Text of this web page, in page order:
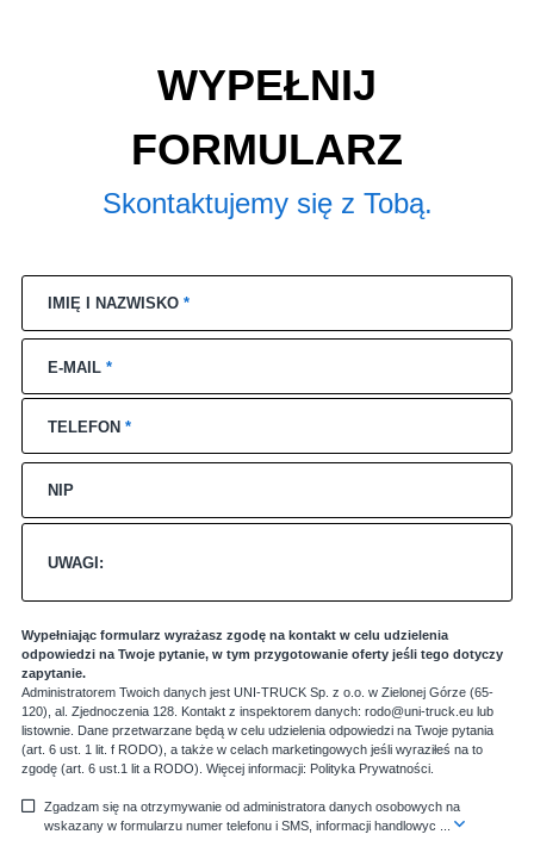
WYPEŁNIJ
FORMULARZ
Skontaktujemy się z Tobą.
IMIĘ I NAZWISKO*
E-MAIL*
TELEFON*
NIP
UWAGI:
Wypełniając formularz wyrażasz zgodę na kontakt w celu udzielenia
odpowiedzi na Twoje pytanie, w tym przygotowanie oferty jeśli tego dotyczy
zapytanie.
Administratorem Twoich danych jest UNI-TRUCK Sp. z o.o. w Zielonej Górze (65-
120), al. Zjednoczenia 128. Kontakt z inspektorem danych: rodo@uni-truck.eu lub
listownie. Dane przetwarzane będą w celu udzielenia odpowiedzi na Twoje pytania
(art. 6 ust. 1 lit. f RODO), a także w celach marketingowych jeśli wyraziłeś na to
zgodę (art. 6 ust.1 lit a RODO). Więcej informacji: Polityka Prywatności
Zgadzam się na otrzymywanie od administratora danych osobowych na
wskazany w formularzu numer telefonu i SMS, informacji handlowyc